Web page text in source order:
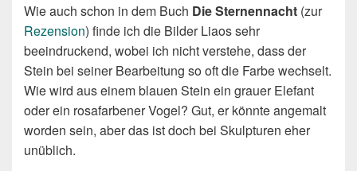
Wie auch schon in dem Buch Die Sternennacht (zur
Rezension) finde ich die Bilder Liaos sehr
beeindruckend, wobei ich nicht verstehe, dass der
Stein bei seiner Bearbeitung so oft die Farbe wechselt.
Wie wird aus einem blauen Stein ein grauer Elefant
oder ein rosafarbener Vogel? Gut, er könnte angemalt
worden sein, aber das ist doch bei Skulpturen eher
unüblich.